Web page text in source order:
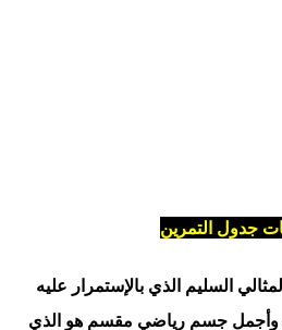
جدول التمرين
السليم الذي بالإستمرار عليه
جسم رياضي مقسم هو الذي